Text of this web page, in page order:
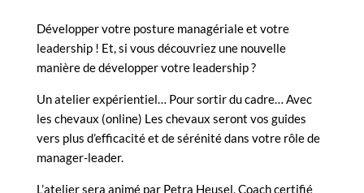
Développer votre posture managériale et votre
leadership ! Et, si vous découvriez une nouvelle
manière de développer votre leadership ?
Un atelier expérientiel… Pour sortir du cadre… Avec
les chevaux (online) Les chevaux seront vos guides
vers plus d’efficacité et de sérénité dans votre rôle de
manager-leader.
L’atelier sera animé par Petra Heusel, Coach certifié